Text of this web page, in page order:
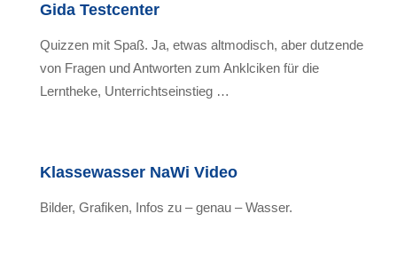
Gida Testcenter
Quizzen mit Spaß. Ja, etwas altmodisch, aber dutzende
von Fragen und Antworten zum Anklciken für die
Lerntheke, Unterrichtseinstieg …
Klassewasser NaWi Video
Bilder, Grafiken, Infos zu – genau – Wasser.